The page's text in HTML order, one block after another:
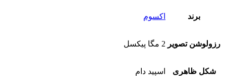
برند اکسوم
رزولوشن تصویر 2 مگا پیکسل
شکل ظاهری اسپید دام